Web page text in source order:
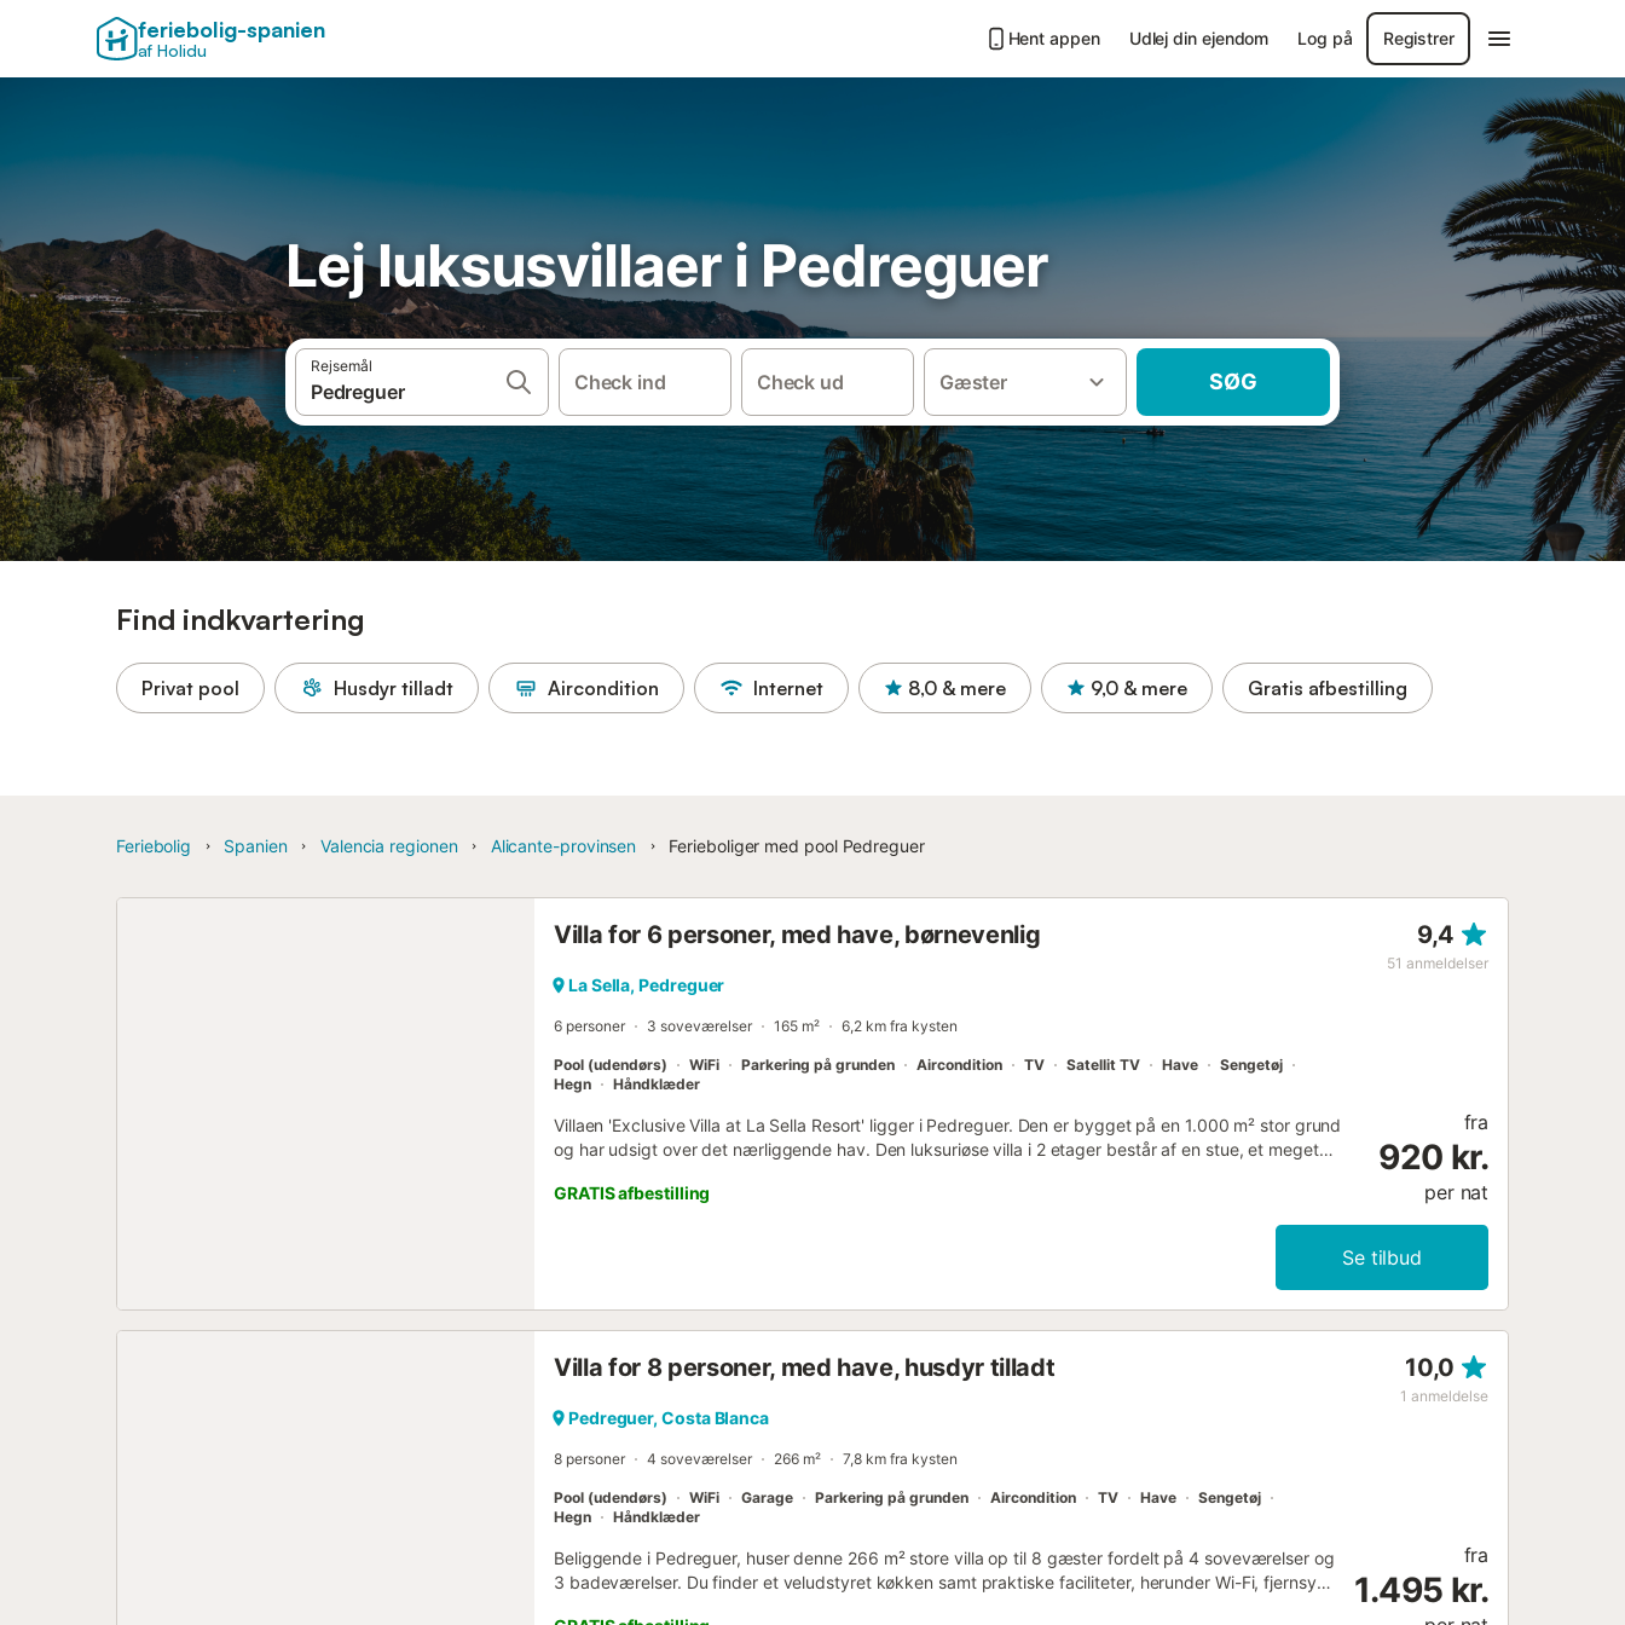
feriebolig-spanien
af Holidu
Hent appen Udlej din ejendom Log på Registrer
Lej luksusvillaer i Pedreguer
Rejsemål
Check ind Check ud Gæster SØG
Find indkvartering
Privat pool Husdyr tilladt Aircondition Internet 8,0 & mere 9,0 & mere Gratis afbestilling
Feriebolig Spanien Valencia regionen Alicante-provinsen Ferieboliger med pool Pedreguer
Villa for 6 personer, med have, børnevenlig 9,4
51 anmeldelser
La Sella, Pedreguer
6 personer 3 soveværelser 165 m² 6,2 km fra kysten
Pool (udendørs) WiFi Parkering på grunden Aircondition TV Satellit TV Have
Sengetøj
Hegn
Håndklæder
Villaen 'Exclusive Villa at La Sella Resort' ligger i Pedreguer. Den er bygget på en 1.000 m² stor grund
og har udsigt over det nærliggende hav. Den luksuriøse villa i 2 etager består af en stue, et meget
toilet og kan derfor rumme 6 personer. Yderligere faciliteter inkluderer fiberoptisk Wi-Fi (egnet til
designet af José María Olazábal eller en af de andre baner såsom Vista Bella, Villamartin, Campoamor
thailandsk specialrestaurant, 19 Hole Golf Restaurant. Højdepunktet ved denne bolig er dens private
terrasse, en altan og en grill. Gå-/kørselsafstand til nærmeste restaurant: 1,16 km. Gå-/kørselsafstand til
nærmeste supermarked: 4,2...
GRATIS afbestilling
fra
920 kr.
per nat
Se tilbud
Villa for 8 personer, med have, husdyr tilladt 10,0
1 anmeldelse
Pedreguer, Costa Blanca
8 personer 4 soveværelser 266 m² 7,8 km fra kysten
Pool (udendørs) WiFi Garage Parkering på grunden Aircondition TV Have
Sengetøj
Hegn
Håndklæder
Beliggende i Pedreguer, huser denne 266 m² store villa op til 8 gæster fordelt på 4 soveværelser og
3 badeværelser. Du finder et veludstyret køkken samt praktiske faciliteter, herunder Wi-Fi, fjernsyn,
fra
1.495 kr.